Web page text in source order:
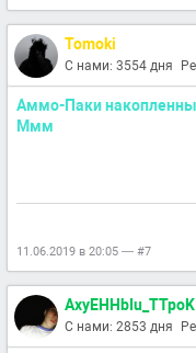
Tomoki
С нами: 3554 дня
Аммо-Паки
Ммм
11.06.2019 в 20:05 — #7
AxyEHHbIu_TTpoK
С нами: 2853 дня